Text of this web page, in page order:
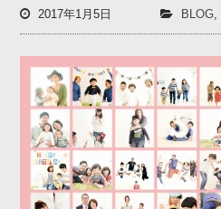
2017年1月5日 BLOG